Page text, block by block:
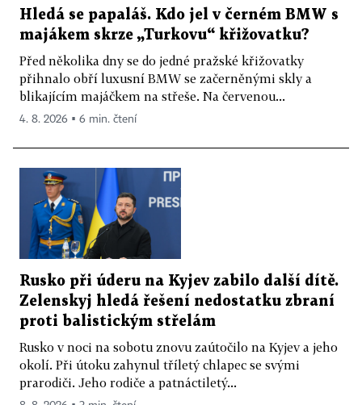
Hledá se papaláš. Kdo jel v černém BMW s
majákem skrze „Turkovu“ křižovatku?
Před několika dny se do jedné pražské křižovatky
přihnalo obří luxusní BMW se začerněnými skly a
blikajícím majáčkem na střeše. Na červenou...
4. 8. 2026 ▪ 6 min. čtení
Rusko při úderu na Kyjev zabilo další dítě.
Zelenskyj hledá řešení nedostatku zbraní
proti balistickým střelám
Rusko v noci na sobotu znovu zaútočilo na Kyjev a jeho
okolí. Při útoku zahynul tříletý chlapec se svými
prarodiči. Jeho rodiče a patnáctiletý...